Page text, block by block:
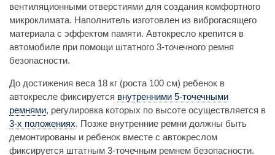
вентиляционными отверстиями для создания комфортного
микроклимата. Наполнитель изготовлен из виброгасящего
материала с эффектом памяти. Автокресло крепится в
автомобиле при помощи штатного 3-точечного ремня
безопасности.
До достижения веса 18 кг (роста 100 см) ребенок в
автокресле фиксируется внутренними 5-точечными
ремнями, регулировка которых по высоте осуществляется в
3-х положениях. Позже внутренние ремни должны быть
демонтированы и ребенок вместе с автокреслом
фиксируется штатным 3-точечным ремнем безопасности.